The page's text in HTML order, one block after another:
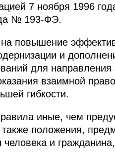
7 ноября 1996
№ 193-ФЭ.
повышение
и
для направления
взаимной
гибкости.
иные, чем
положения,
и